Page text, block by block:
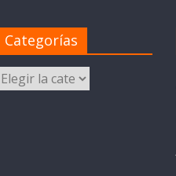
Categorías
Categorías